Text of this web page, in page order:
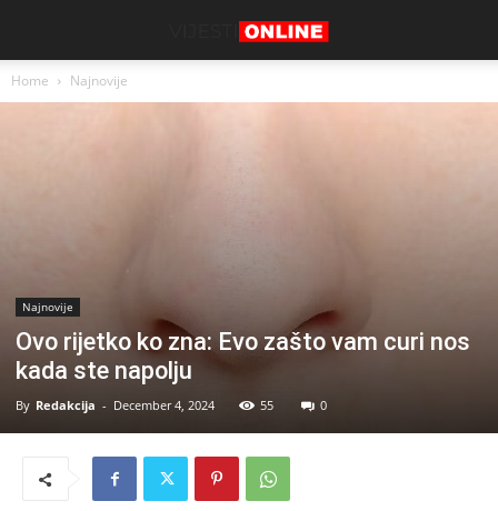
Home Najnovije
Najnovije
Ovo rijetko ko zna: Evo zašto vam curi nos
kada ste napolju
By Redakcija - December 4, 2024 55 0